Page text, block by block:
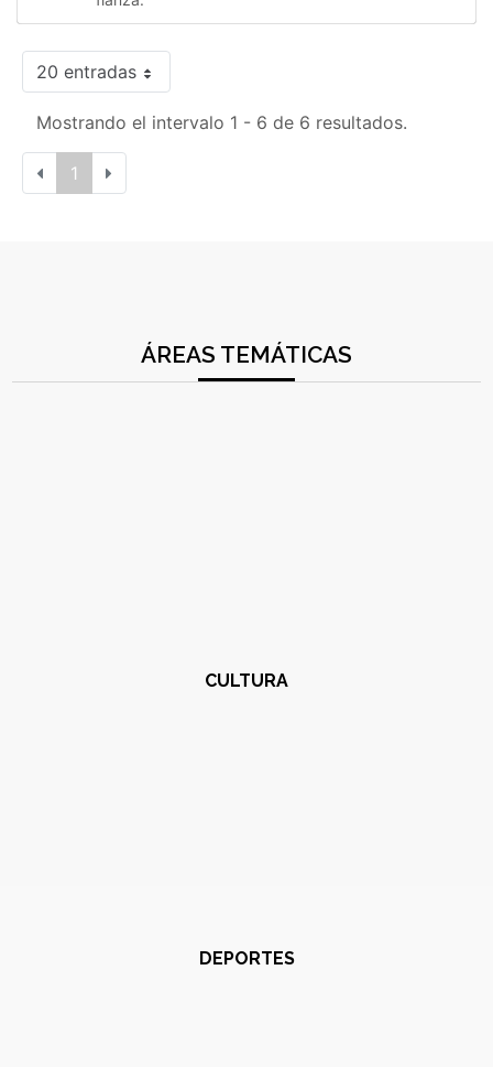
20 entradas
Mostrando el intervalo 1 - 6 de 6 resultados.
1
ÁREAS TEMÁTICAS
CULTURA
DEPORTES